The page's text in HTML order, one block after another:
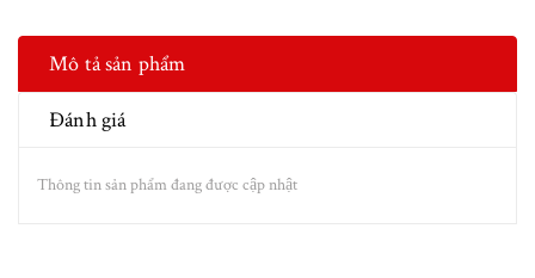
Mô tả sản phẩm
Đánh giá
Thông tin sản phẩm đang được cập nhật